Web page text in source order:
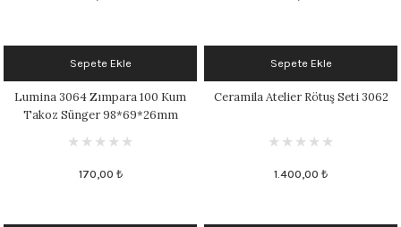
999 - 1222 °C
Sepete Ekle
Lumina 3064 Zımpara 100 Kum
Takoz Sünger 98*69*26mm
170,00 ₺
Sepete Ekle
Ceramila Atelier Rötuş Seti 3062
1.400,00 ₺